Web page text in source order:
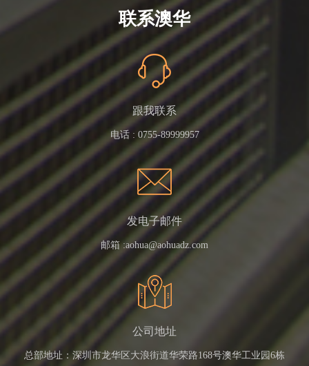
联系澳华
跟我联系
电话 : 0755-89999957
发电子邮件
邮箱 :aohua@aohuadz.com
公司地址
总部地址：深圳市龙华区大浪街道华荣路168号澳华工业园6栋